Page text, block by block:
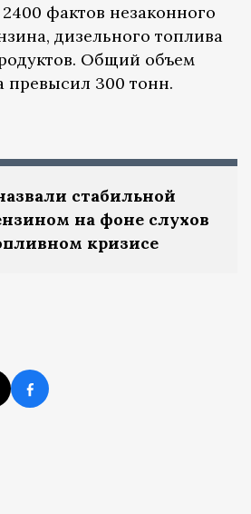
фактов незаконного
дизельного топлива
Общий объем
превысил 300 тонн.
стабильной
на фоне слухов
кризисе